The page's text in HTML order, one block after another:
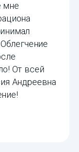
мне
От всей
Андреевна